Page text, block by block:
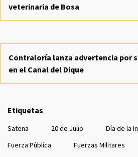
veterinaria de Bosa
Contraloría lanza advertencia por
en el Canal del Dique
Etiquetas
Satena 20 de Julio
Día de la
Fuerza Pública
Fuerzas Militares